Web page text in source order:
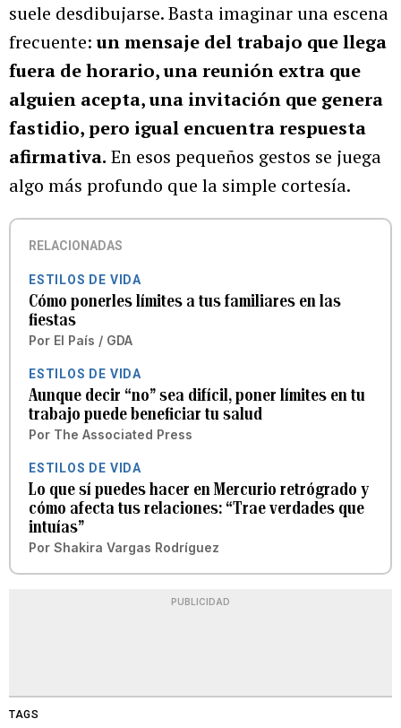
suele desdibujarse. Basta imaginar una escena
frecuente:un mensaje del trabajo que llega
fuera de horario, una reunión extra que
alguien acepta, una invitación que genera
fastidio, pero igual encuentra respuesta
afirmativa. En esos pequeños gestos se juega
algo más profundo que la simple cortesía.
RELACIONADAS
ESTILOS DE VIDA
Cómo ponerles límites a tus familiares en las
fiestas
Por El País / GDA
ESTILOS DE VIDA
Aunque decir “no” sea difícil, poner límites en tu
trabajo puede beneficiar tu salud
Por The Associated Press
ESTILOS DE VIDA
Lo que sí puedes hacer en Mercurio retrógrado y
cómo afecta tus relaciones: “Trae verdades que
intuías”
Por Shakira Vargas Rodríguez
PUBLICIDAD
TAGS